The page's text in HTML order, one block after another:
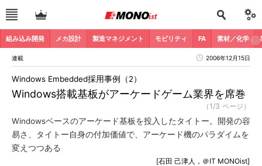
組み込み開発 メカ設計 製造マネジメント モビリティ FA 素材／化学
連載 2006年12月15日
Windows搭載基板がアーケードゲーム業界を席巻
Windows Embedded採用事例（2）
（1/3 ページ）
Windowsベースのアーケード基板を投入したタイトー。開発の容
易さ、タイトー自身の付加価値で、アーケード機のパラダイムを
変えつつある
[石田 己津人，＠IT MONOist]